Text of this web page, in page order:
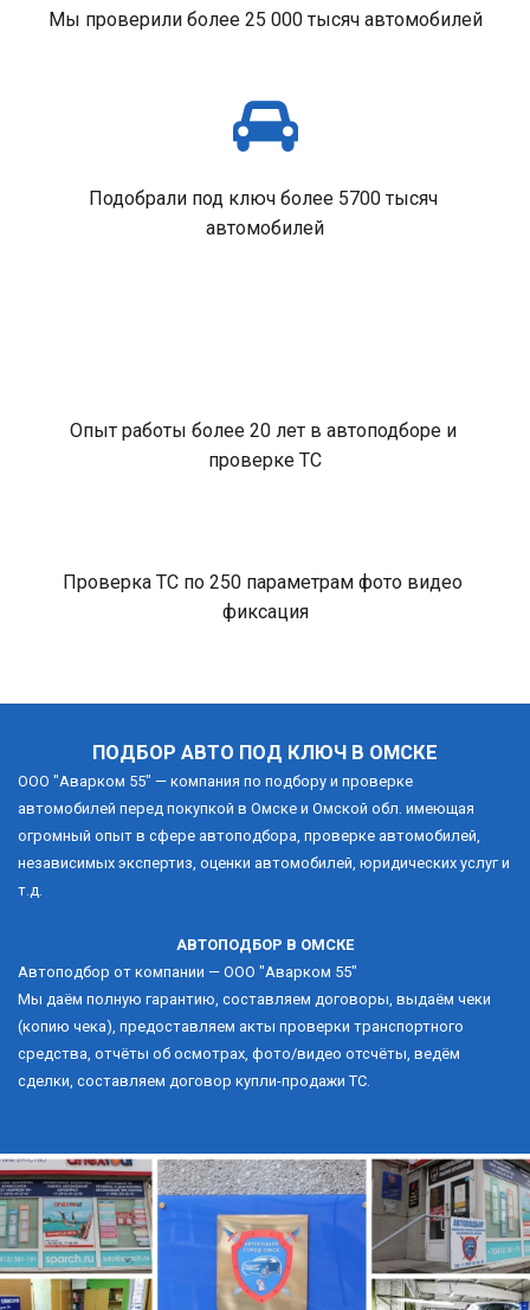
Мы проверили более 25 000 тысяч автомобилей
Подобрали под ключ более 5700 тысяч
автомобилей
Опыт работы более 20 лет в автоподборе и
проверке ТС
Проверка ТС по 250 параметрам фото видео
фиксация
ПОДБОР АВТО ПОД КЛЮЧ В ОМСКЕ
ООО "Аварком 55" — компания по подбору и проверке
автомобилей перед покупкой в Омске и Омской обл. имеющая
огромный опыт в сфере автоподбора, проверке автомобилей,
независимых экспертиз, оценки автомобилей, юридических услуг и
т.д.
АВТОПОДБОР В ОМСКЕ
Автоподбор от компании — ООО "Аварком 55"
Мы даём полную гарантию, составляем договоры, выдаём чеки
(копию чека), предоставляем акты проверки транспортного
средства, отчёты об осмотрах, фото/видео отсчёты, ведём
сделки, составляем договор купли-продажи ТС.